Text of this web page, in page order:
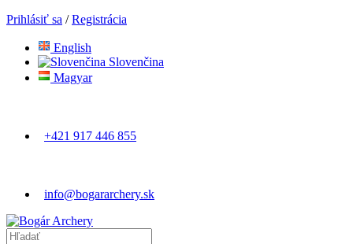
Prihlásiť sa /Registrácia
English
Slovenčina
Magyar
+421 917 446 855
info@bogararchery.sk